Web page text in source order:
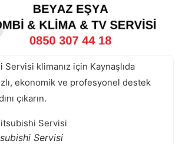
Servisi klimanız için Kaynaşlıda
ekonomik ve profesyonel destek
çıkarın.
Servisi